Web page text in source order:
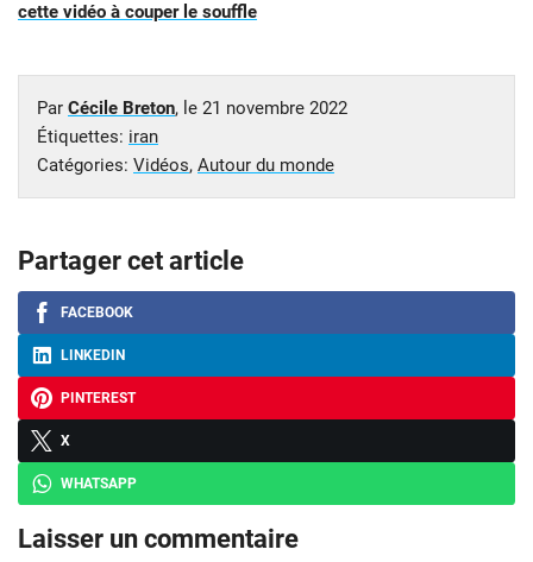
cette vidéo à couper le souffle
Par Cécile Breton, le 21 novembre 2022
Étiquettes: iran
Catégories: Vidéos, Autour du monde
Partager cet article
FACEBOOK
LINKEDIN
PINTEREST
X
WHATSAPP
Laisser un commentaire